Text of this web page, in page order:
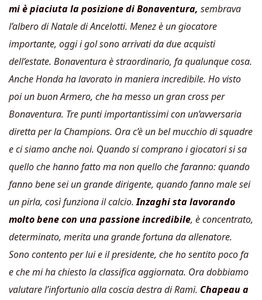
mi è piaciuta la posizione di Bonaventura, sembrava
l’albero di Natale di Ancelotti. Menez è un giocatore
importante, oggi i gol sono arrivati da due acquisti
dell’estate. Bonaventura è straordinario, fa qualunque cosa.
Anche Honda ha lavorato in maniera incredibile. Ho visto
poi un buon Armero, che ha messo un gran cross per
Bonaventura. Tre punti importantissimi con un’avversaria
diretta per la Champions. Ora c’è un bel mucchio di squadre
e ci siamo anche noi. Quando si comprano i giocatori si sa
quello che hanno fatto ma non quello che faranno: quando
fanno bene sei un grande dirigente, quando fanno male sei
un pirla, così funziona il calcio.Inzaghi sta lavorando
molto bene con una passione incredibile, è concentrato,
determinato, merita una grande fortuna da allenatore.
Sono contento per lui e il presidente, che ho sentito poco fa
e che mi ha chiesto la classifica aggiornata. Ora dobbiamo
valutare l’infortunio alla coscia destra di Rami. Chapeau a